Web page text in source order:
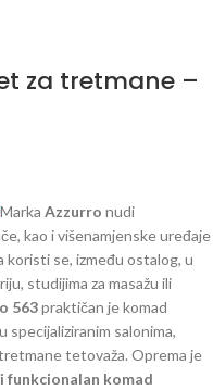
za tretmane –
Marka Azzurro nudi
kao i višenamjenske uređaje
koristi se, između ostalog, u
studijima za masažu ili
563praktičan je komad
u specijaliziranim salonima,
tetovaža. Oprema je
funkcionalan komad